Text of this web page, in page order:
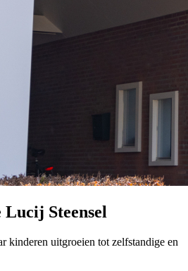
Lucij Steensel
kinderen uitgroeien tot zelfstandige en